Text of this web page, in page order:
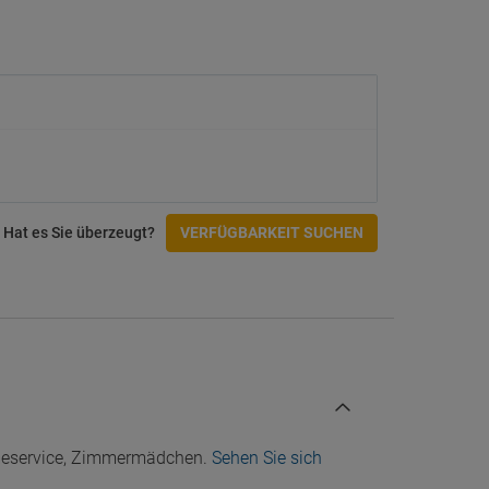
Massagen
Eingang mit Rampe
Hat es Sie überzeugt? VERFÜGBARKEIT SUCHEN
Zimmermädchen. Sehen Sie sich